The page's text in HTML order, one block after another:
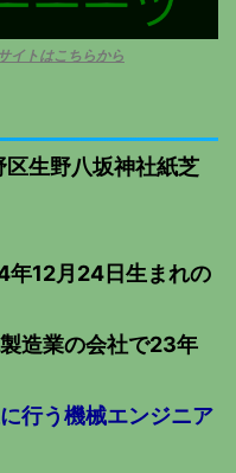
イトはこちらから
区生野八坂神社紙芝
年12月24日生まれの
造業の会社で23年
行う機械エンジニア